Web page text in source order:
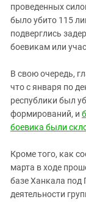
проведенных
было убито 115
подверглись
боевикам или
В свою очередь,
что с января по
республики был
формирований, и
боевика были
Кроме того, как
марта в ходе
базе Ханкала
деятельности